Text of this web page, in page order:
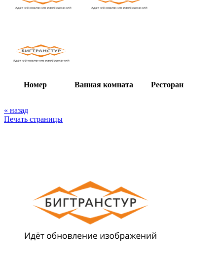
Номер Ванная комната Ресторан
« назад
Печать страницы